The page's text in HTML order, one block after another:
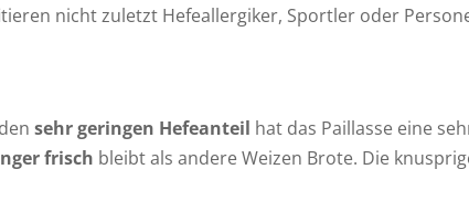
nicht zuletzt Hefeallergiker, Sportler oder
sehr geringen Hefeanteil hat das Paillasse eine
frisch bleibt als andere Weizen Brote. Die